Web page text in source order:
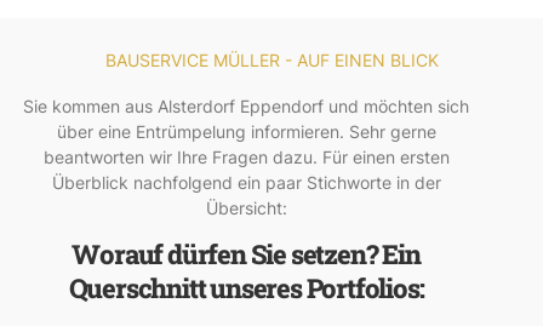
BAUSERVICE MÜLLER - AUF EINEN BLICK
Sie kommen aus Alsterdorf Eppendorf und möchten sich
über eine Entrümpelung informieren. Sehr gerne
beantworten wir Ihre Fragen dazu. Für einen ersten
Überblick nachfolgend ein paar Stichworte in der
Übersicht:
Worauf dürfen Sie setzen? Ein
Querschnitt unseres Portfolios: